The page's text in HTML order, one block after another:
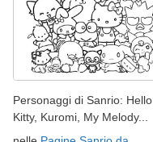
Personaggi di Sanrio: Hello
Kitty, Kuromi, My Melody...